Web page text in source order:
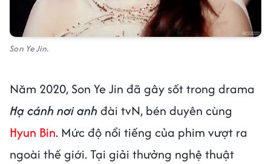
Son Ye Jin.
Năm 2020, Son Ye Jin đã gây sốt trong drama
Hạ cánh nơi anh đài tvN, bén duyên cùng
Hyun Bin. Mức độ nổi tiếng của phim vượt ra
ngoài thế giới. Tại giải thưởng nghệ thuật